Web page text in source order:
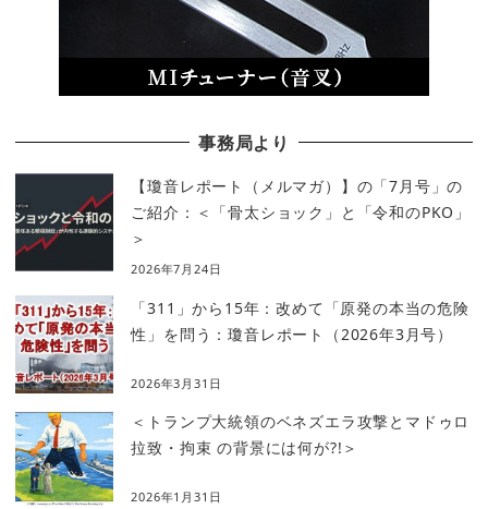
事務局より
【瓊音レポート（メルマガ）】の「7月号」の
ご紹介：＜「骨太ショック」と「令和のPKO」
＞
2026年7月24日
「311」から15年：改めて「原発の本当の危険
性」を問う：瓊音レポート（2026年3月号）
2026年3月31日
＜トランプ大統領のベネズエラ攻撃とマドゥロ
拉致・拘束 の背景には何が?!＞
2026年1月31日